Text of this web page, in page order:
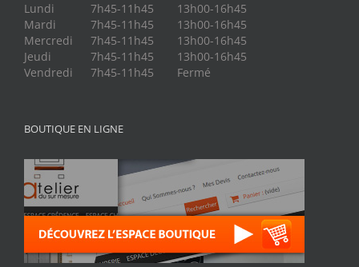
Lundi 7h45-11h45
13h00-16h45
Mardi
7h45-11h45
13h00-16h45
Mercredi
7h45-11h45
13h00-16h45
Jeudi
7h45-11h45
13h00-16h45
Vendredi
7h45-11h45 Fermé
BOUTIQUE EN LIGNE